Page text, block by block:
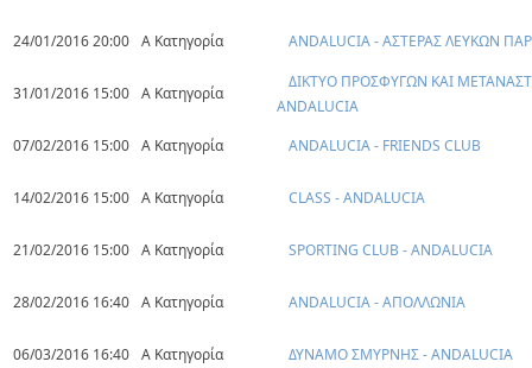
24/01/2016 20:00 Α Κατηγορία ANDALUCIA - ΑΣΤΕΡΑΣ ΛΕΥΚΩΝ
31/01/2016 15:00 Α Κατηγορία
ΔΙΚΤΥΟ ΠΡΟΣΦΥΓΩΝ ΚΑΙ
ANDALUCIA
07/02/2016 15:00 Α Κατηγορία ANDALUCIA - FRIENDS CLUB
14/02/2016 15:00 Α Κατηγορία CLASS - ANDALUCIA
21/02/2016 15:00 Α Κατηγορία SPORTING CLUB - ANDALUCIA
28/02/2016 16:40 Α Κατηγορία ANDALUCIA - ΑΠΟΛΛΩΝΙΑ
06/03/2016 16:40 Α Κατηγορία ΔΥΝΑΜΟ ΣΜΥΡΝΗΣ - ANDALUCIA